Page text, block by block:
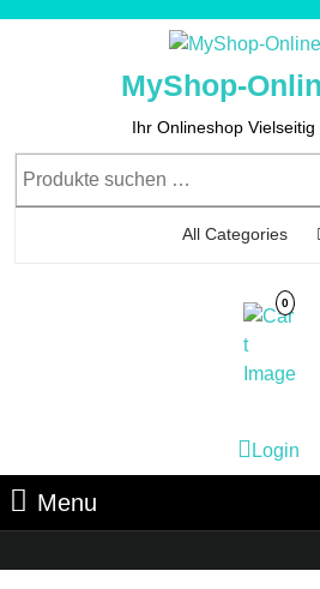
MyShop-
Ihr Onlineshop Vielseitig
All Categories
0
Login
Menu